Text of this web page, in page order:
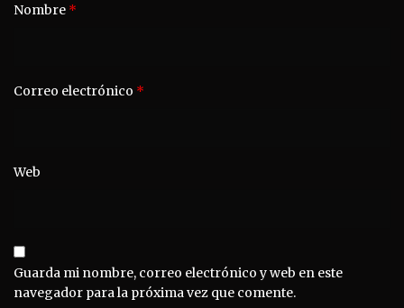
Nombre *
Correo electrónico *
Web
Guarda mi nombre, correo electrónico y web en este
navegador para la próxima vez que comente.